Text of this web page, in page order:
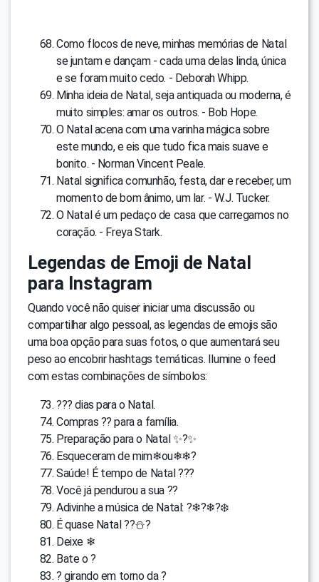
Como flocos de neve, minhas memórias de Natal
se juntam e dançam - cada uma delas linda, única
e se foram muito cedo. - Deborah Whipp.
Minha ideia de Natal, seja antiquada ou moderna, é
muito simples: amar os outros. - Bob Hope.
O Natal acena com uma varinha mágica sobre
este mundo, e eis que tudo fica mais suave e
bonito. - Norman Vincent Peale.
Natal significa comunhão, festa, dar e receber, um
momento de bom ânimo, um lar. - W.J. Tucker.
O Natal é um pedaço de casa que carregamos no
coração. - Freya Stark.
Legendas de Emoji de Natal
para Instagram
Quando você não quiser iniciar uma discussão ou
compartilhar algo pessoal, as legendas de emojis são
uma boa opção para suas fotos, o que aumentará seu
peso ao encobrir hashtags temáticas. Ilumine o feed
com estas combinações de símbolos:
??? dias para o Natal.
Compras ?? para a família.
Preparação para o Natal ✨?✨
Esqueceram de mim❄ou❄❄?
Saúde! É tempo de Natal ???
Você já pendurou a sua ??
Adivinhe a música de Natal: ?❄?❄?❄️
É quase Natal ??⛄️?
Deixe ❄
Bate o ?
? girando em torno da ?